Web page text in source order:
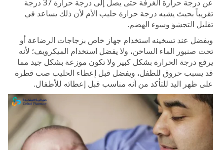
عن درجة حرارة الغرفة حتى يصل إلى درجة حرارة 37 درجة
تقريباً بحيث يشبه درجة حرارة حليب الأم لأن ذلك يساعد في
تقليل التجشؤ وسوء الهضم.
ويفضل عند تسخينه استخدام جهاز خاص بزجاجات الرضاعة أو
تحت صنبور الماء الساخن، ولا يفضل استخدام الميكرويف؛ لأنه
يرفع درجة الحرارة بشكل كبير ولا تكون موزعة بشكل جيد مما
قد يسبب حروق للطفل، ويفضل قبل إعطاء الحليب صب قطرة
على ظهر اليد للتأكد من أنه مناسب قبل إعطائه للأطفال.